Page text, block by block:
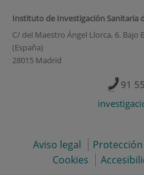
Instituto de Investigación Sanitaria
C/ del Maestro Ángel Llorca, 6. Bajo
(España)
28015 Madrid
91
Aviso legal
Cookies